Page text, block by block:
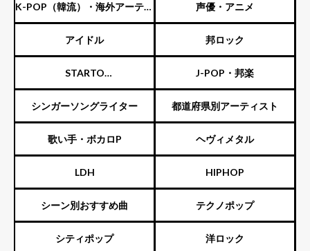
K-POP（韓流）・海外アーティ
スト
声優・アニメ
アイドル 邦ロック
STARTO
ENTERTAINMENT（旧ジャニ
ーズ）
J-POP・邦楽
シンガーソングライター 都道府県別アーティスト
歌い手・ボカロP ヘヴィメタル
LDH HIPHOP
シーン別おすすめ曲 テクノポップ
シティポップ 洋ロック